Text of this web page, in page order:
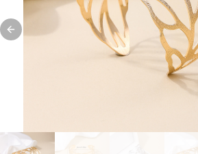
Previous slide